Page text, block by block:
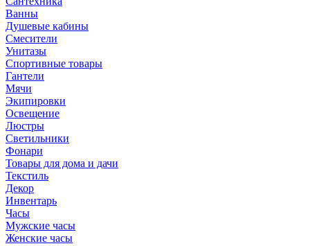
Ванны
Душевые кабины
Смесители
Унитазы
Спортивные товары
Гантели
Мячи
Экипировки
Освещение
Люстры
Светильники
Фонари
Товары для дома и дачи
Текстиль
Декор
Инвентарь
Часы
Мужские часы
Женские часы